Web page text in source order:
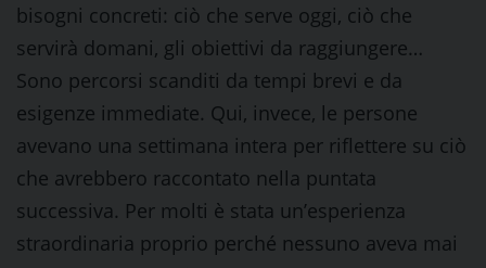
bisogni concreti: ciò che serve oggi, ciò che
servirà domani, gli obiettivi da raggiungere…
Sono percorsi scanditi da tempi brevi e da
esigenze immediate. Qui, invece, le persone
avevano una settimana intera per riflettere su ciò
che avrebbero raccontato nella puntata
successiva. Per molti è stata un’esperienza
straordinaria proprio perché nessuno aveva mai